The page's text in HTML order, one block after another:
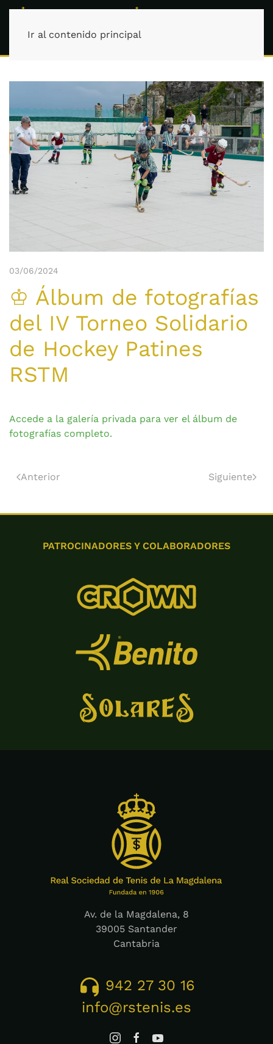
Ir al contenido principal
03/06/2024
♔ Álbum de fotografías
del IV Torneo Solidario
de Hockey Patines
RSTM
Accede a la galería privada para ver el álbum de
fotografías completo.
Anterior Siguiente
PATROCINADORES Y COLABORADORES
Av. de la Magdalena, 8
39005 Santander
Cantabria
942 27 30 16
info@rstenis.es